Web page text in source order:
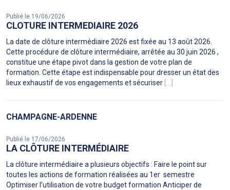
Publié le 19/06/2026
CLOTURE INTERMEDIAIRE 2026
La date de clôture intermédiaire 2026 est fixée au 13 août 2026.
Cette procédure de clôture intermédiaire, arrêtée au 30 juin 2026 ,
constitue une étape pivot dans la gestion de votre plan de
formation. Cette étape est indispensable pour dresser un état des
lieux exhaustif de vos engagements et sécuriser [...]
CHAMPAGNE-ARDENNE
Publié le 17/06/2026
LA CLÔTURE INTERMÉDIAIRE
La clôture intermédiaire a plusieurs objectifs : Faire le point sur
toutes les actions de formation réalisées au 1er semestre
Optimiser l’utilisation de votre budget formation Anticiper de